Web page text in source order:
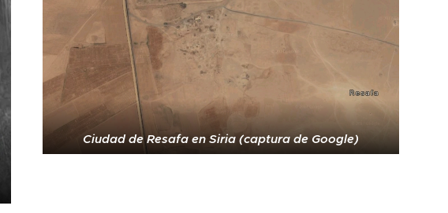
Ciudad de Resafa en Siria (captura de Google)